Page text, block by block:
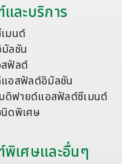
ละบริการ
มนต์
ลชัน
ฟัลต์
อสฟัลต์อิมัลชัน
มดิฟายด์แอสฟัลต์ซีเมนต์
ดพิเศษ
เศษและอื่นๆ